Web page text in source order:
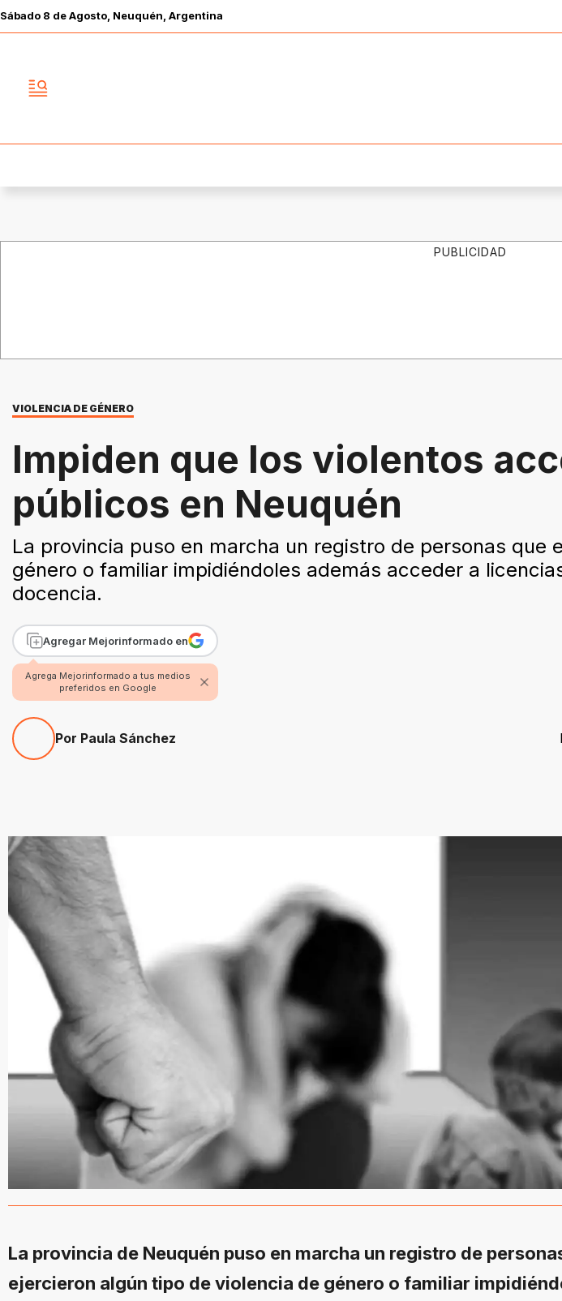
Sábado 8 deAgosto , Neuquén, Argentina
PUBLICIDAD
VIOLENCIA DE GÉNERO
Impiden que los violentos
públicos en Neuquén
La provincia puso en marcha un registro de personas que
género o familiar impidiéndoles además acceder a
docencia.
Agregar Mejorinformado en
Agrega Mejorinformado a tus medios
preferidos en Google
Por Paula Sánchez
La provincia de Neuquén puso en marcha un registro de
ejercieron algún tipo de violencia de género o familiar